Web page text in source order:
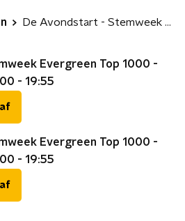
De Avondstart - Stemweek Evergreen Top 1000
Evergreen Top 1000 -
- 19:55
Evergreen Top 1000 -
- 19:55